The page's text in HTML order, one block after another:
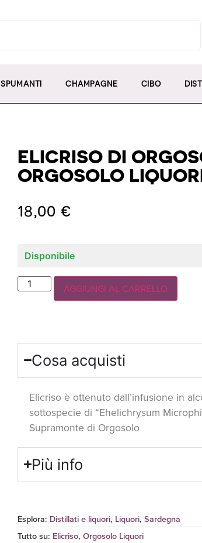
SPUMANTI CHAMPAGNE CIBO
ELICRISO DI
ORGOSOLO
18,00 €
Disponibile
AGGIUNGI AL CARRELLO
Cosa acquisti
Elicriso è ottenuto dall’infusione in
sottospecie di “Ehelichrysum
Supramonte di Orgosolo
Più info
Esplora: Distillati e liquori, Liquori, Sardegna
Tutto su: Elicriso, Orgosolo Liquori